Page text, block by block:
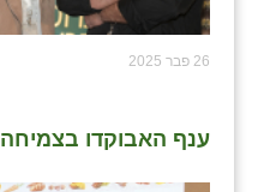
26 פבר 2025
ענף האבוקדו בצמיחה